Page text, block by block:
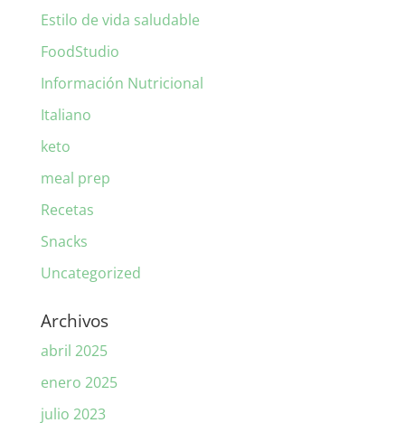
Estilo de vida saludable
FoodStudio
Información Nutricional
Italiano
keto
meal prep
Recetas
Snacks
Uncategorized
Archivos
abril 2025
enero 2025
julio 2023